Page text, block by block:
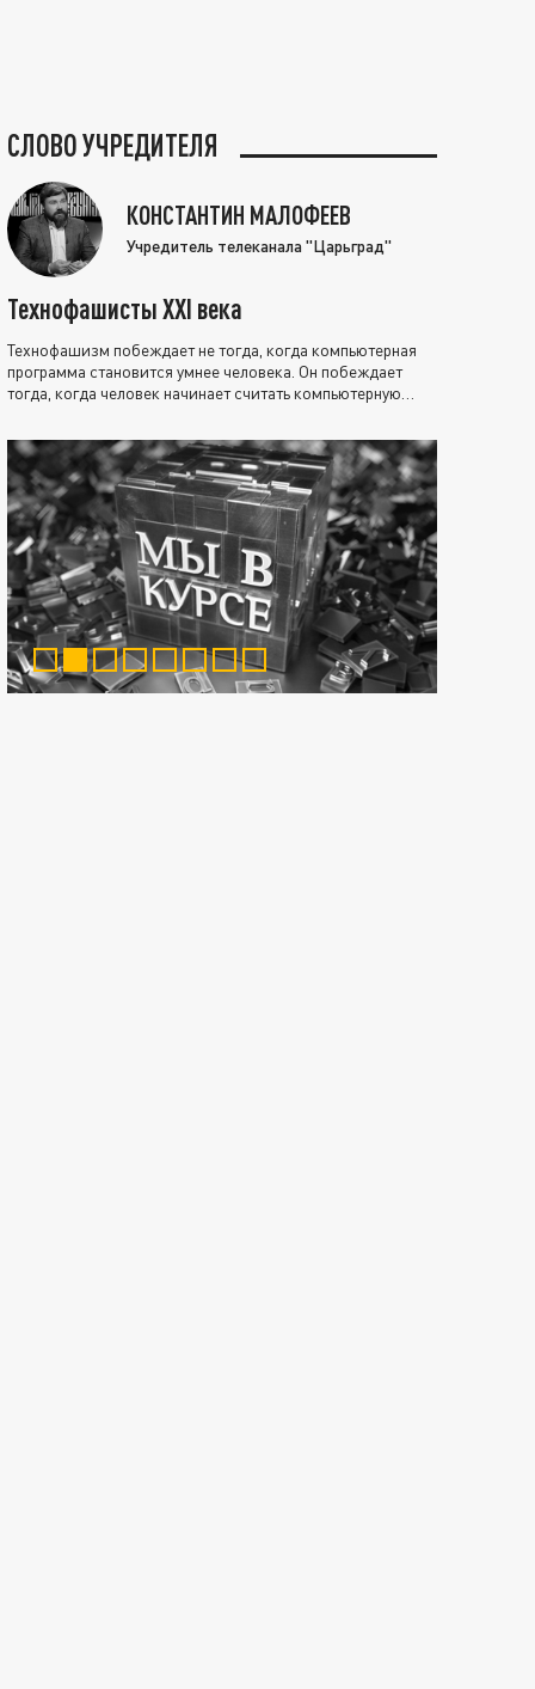
СЛОВО УЧРЕДИТЕЛЯ
КОНСТАНТИН МАЛОФЕЕВ
Учредитель телеканала "Царьград"
Технофашисты XXI века
Технофашизм побеждает не тогда, когда компьютерная
программа становится умнее человека. Он побеждает
тогда, когда человек начинает считать компьютерную